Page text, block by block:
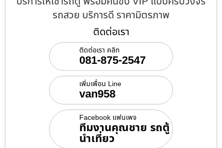
รถสวย บริการดี ราคามิตรภาพ
ติดต่อเรา
ติดต่อเรา คลิก
081-875-2547
เพิ่มเพื่อน Line
van958
Facebook แฟนเพจ
ทีมงานคุณชาย รถตู้
นำเที่ยว